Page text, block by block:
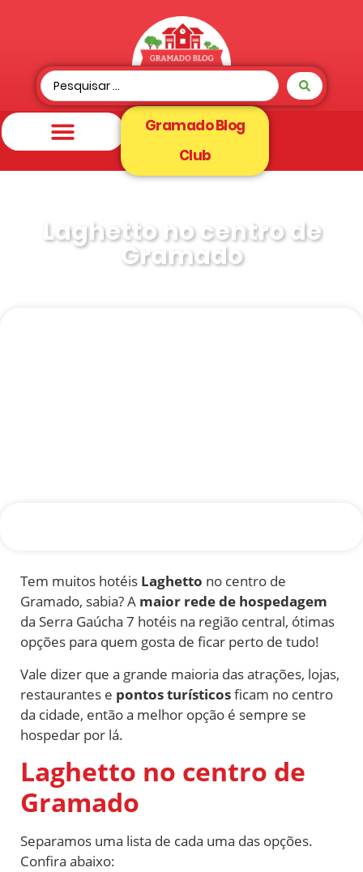
Gramado Blog
Club
Laghetto no centro de
Gramado
Tem muitos hotéis Laghetto no centro de
Gramado, sabia? A maior rede de hospedagem
da Serra Gaúcha 7 hotéis na região central, ótimas
opções para quem gosta de ficar perto de tudo!
Vale dizer que a grande maioria das atrações, lojas,
restaurantes e pontos turísticosficam no centro
da cidade, então a melhor opção é sempre se
hospedar por lá.
Laghetto no centro de
Gramado
Separamos uma lista de cada uma das opções.
Confira abaixo: